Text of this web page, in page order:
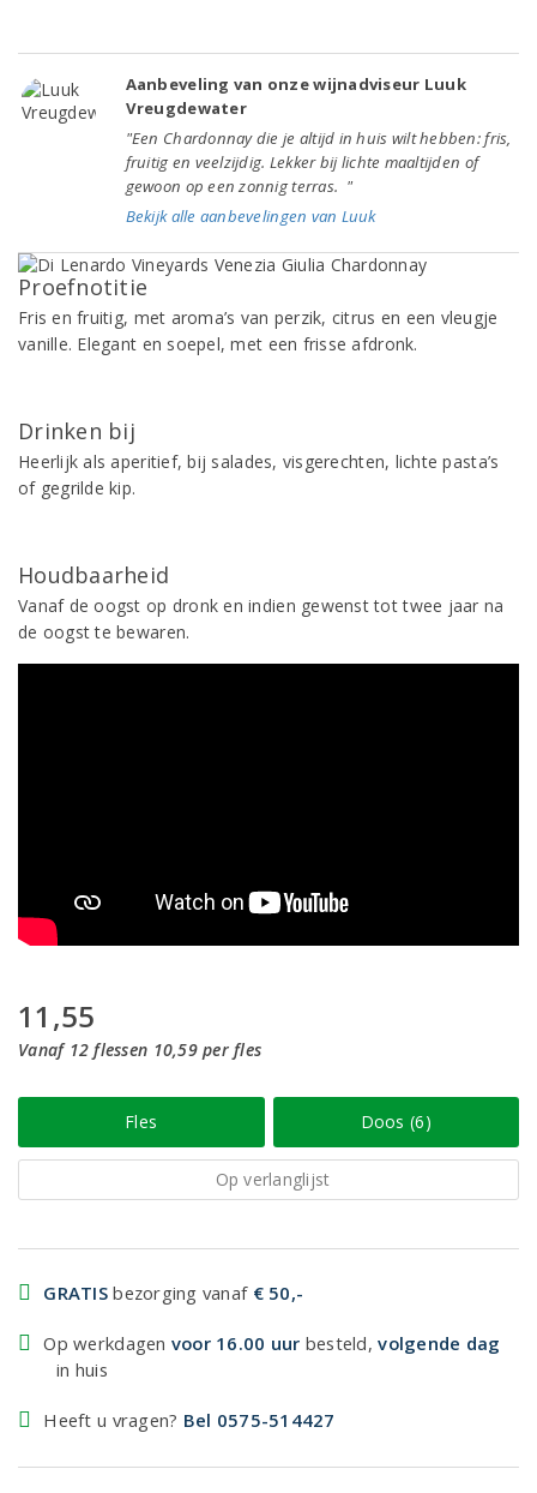
Aanbeveling van onze wijnadviseur Luuk
Vreugdewater
"Een Chardonnay die je altijd in huis wilt hebben: fris,
fruitig en veelzijdig. Lekker bij lichte maaltijden of
gewoon op een zonnig terras. "
Bekijk alle aanbevelingen van Luuk
Proefnotitie
Fris en fruitig, met aroma’s van perzik, citrus en een vleugje
vanille. Elegant en soepel, met een frisse afdronk.
Drinken bij
Heerlijk als aperitief, bij salades, visgerechten, lichte pasta’s
of gegrilde kip.
Houdbaarheid
Vanaf de oogst op dronk en indien gewenst tot twee jaar na
de oogst te bewaren.
11,55
Vanaf 12 flessen 10,59 per fles
Fles Doos (6)
Op verlanglijst
GRATIS bezorging vanaf € 50,-
Op werkdagen voor 16.00 uur besteld,volgende dag
in huis
Heeft u vragen? Bel 0575-514427